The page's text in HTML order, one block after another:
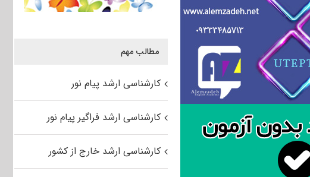
مطالب مهم
کارشناسی ارشد پیام نور
کارشناسی ارشد فراگیر پیام نور
کارشناسی ارشد خارج از کشور